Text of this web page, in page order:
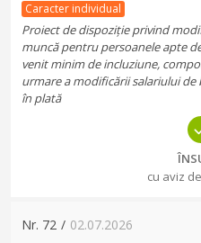
Caracter individual
Proiect de dispoziție privind
muncă pentru persoanele apte
venit minim de incluziune,
urmare a modificării salariului
în plată
cu aviz
Nr. 72 / 02.07.2026